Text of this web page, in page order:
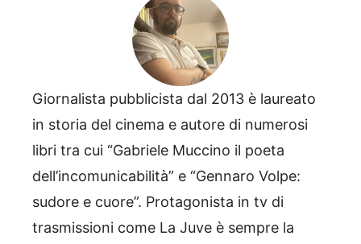
Giornalista pubblicista dal 2013 è laureato
in storia del cinema e autore di numerosi
libri tra cui “Gabriele Muccino il poeta
dell’incomunicabilità” e “Gennaro Volpe:
sudore e cuore”. Protagonista in tv di
trasmissioni come La Juve è sempre la